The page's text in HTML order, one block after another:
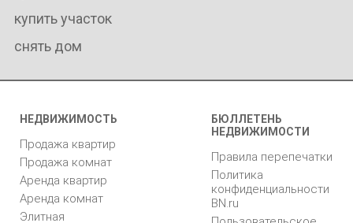
купить участок
снять дом
НЕДВИЖИМОСТЬ
Продажа квартир
Продажа комнат
Аренда квартир
Аренда комнат
Элитная
БЮЛЛЕТЕНЬ
НЕДВИЖИМОСТИ
Правила перепечатки
Политика
конфиденциальности
BN.ru